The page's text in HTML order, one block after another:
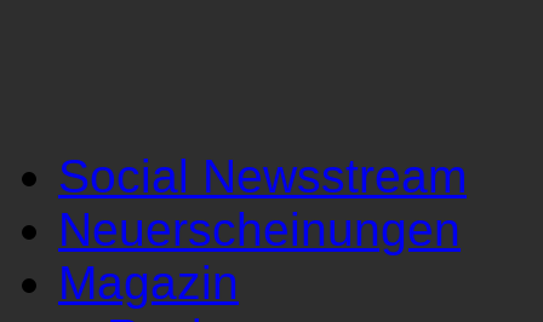
Social Newsstream
Neuerscheinungen
Magazin